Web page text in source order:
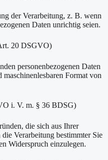
der Verarbeitung, z. B. wenn
Daten unrichtig seien.
20 DSGVO)
personenbezogenen Daten
Format von
i. V. m. § 36 BDSG)
die sich aus Ihrer
Verarbeitung bestimmter Sie
Widerspruch einzulegen.